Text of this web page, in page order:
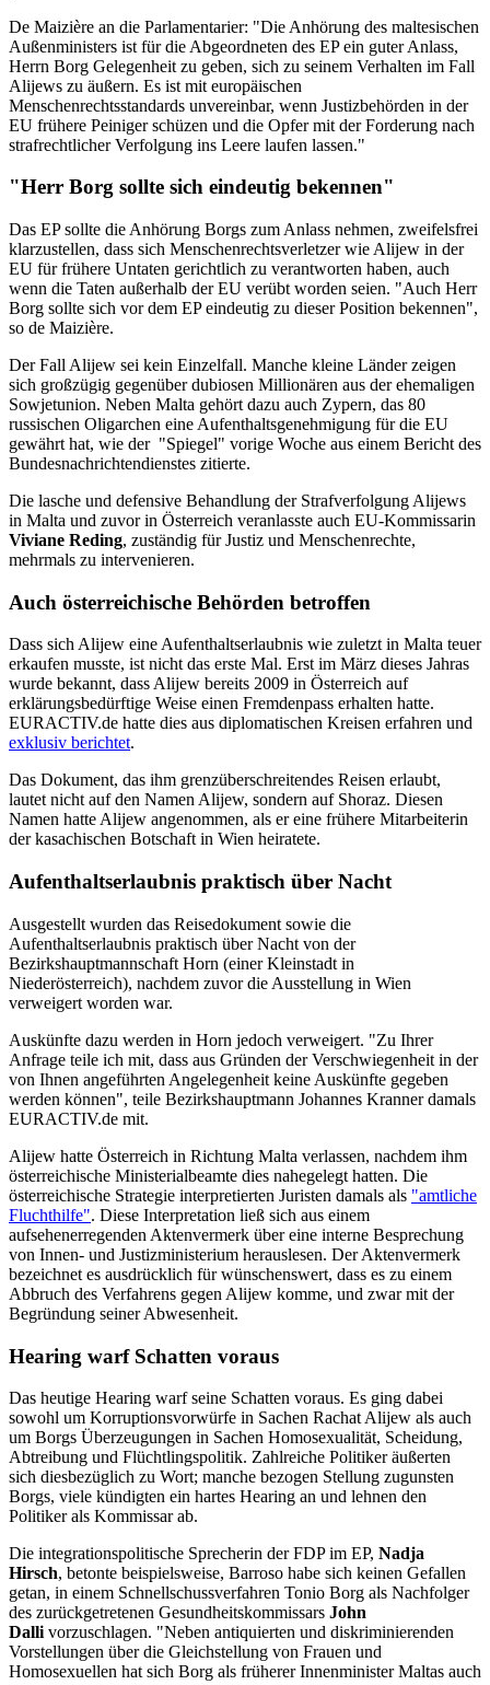
De Maizière an die Parlamentarier: "Die Anhörung des maltesischen
Außenministers ist für die Abgeordneten des EP ein guter Anlass,
Herrn Borg Gelegenheit zu geben, sich zu seinem Verhalten im Fall
Alijews zu äußern. Es ist mit europäischen
Menschenrechtsstandards unvereinbar, wenn Justizbehörden in der
EU frühere Peiniger schüzen und die Opfer mit der Forderung nach
strafrechtlicher Verfolgung ins Leere laufen lassen."
"Herr Borg sollte sich eindeutig bekennen"
Das EP sollte die Anhörung Borgs zum Anlass nehmen, zweifelsfrei
klarzustellen, dass sich Menschenrechtsverletzer wie Alijew in der
EU für frühere Untaten gerichtlich zu verantworten haben, auch
wenn die Taten außerhalb der EU verübt worden seien. "Auch Herr
Borg sollte sich vor dem EP eindeutig zu dieser Position bekennen",
so de Maizière.
Der Fall Alijew sei kein Einzelfall. Manche kleine Länder zeigen
sich großzügig gegenüber dubiosen Millionären aus der ehemaligen
Sowjetunion. Neben Malta gehört dazu auch Zypern, das 80
russischen Oligarchen eine Aufenthaltsgenehmigung für die EU
gewährt hat, wie der "Spiegel" vorige Woche aus einem Bericht des
Bundesnachrichtendienstes zitierte.
Die lasche und defensive Behandlung der Strafverfolgung Alijews
in Malta und zuvor in Österreich veranlasste auch EU-Kommissarin
Viviane Reding, zuständig für Justiz und Menschenrechte,
mehrmals zu intervenieren.
Auch österreichische Behörden betroffen
Dass sich Alijew eine Aufenthaltserlaubnis wie zuletzt in Malta teuer
erkaufen musste, ist nicht das erste Mal. Erst im März dieses Jahras
wurde bekannt, dass Alijew bereits 2009 in Österreich auf
erklärungsbedürftige Weise einen Fremdenpass erhalten hatte.
EURACTIV.de hatte dies aus diplomatischen Kreisen erfahren und
exklusiv berichtet.
Das Dokument, das ihm grenzüberschreitendes Reisen erlaubt,
lautet nicht auf den Namen Alijew, sondern auf Shoraz. Diesen
Namen hatte Alijew angenommen, als er eine frühere Mitarbeiterin
der kasachischen Botschaft in Wien heiratete.
Aufenthaltserlaubnis praktisch über Nacht
Ausgestellt wurden das Reisedokument sowie die
Aufenthaltserlaubnis praktisch über Nacht von der
Bezirkshauptmannschaft Horn (einer Kleinstadt in
Niederösterreich), nachdem zuvor die Ausstellung in Wien
verweigert worden war.
Auskünfte dazu werden in Horn jedoch verweigert. "Zu Ihrer
Anfrage teile ich mit, dass aus Gründen der Verschwiegenheit in der
von Ihnen angeführten Angelegenheit keine Auskünfte gegeben
werden können", teile Bezirkshauptmann Johannes Kranner damals
EURACTIV.de mit.
Alijew hatte Österreich in Richtung Malta verlassen, nachdem ihm
österreichische Ministerialbeamte dies nahegelegt hatten. Die
österreichische Strategie interpretierten Juristen damals als "amtliche
Fluchthilfe". Diese Interpretation ließ sich aus einem
aufsehenerregenden Aktenvermerk über eine interne Besprechung
von Innen- und Justizministerium herauslesen. Der Aktenvermerk
bezeichnet es ausdrücklich für wünschenswert, dass es zu einem
Abbruch des Verfahrens gegen Alijew komme, und zwar mit der
Begründung seiner Abwesenheit.
Hearing warf Schatten voraus
Das heutige Hearing warf seine Schatten voraus. Es ging dabei
sowohl um Korruptionsvorwürfe in Sachen Rachat Alijew als auch
um Borgs Überzeugungen in Sachen Homosexualität, Scheidung,
Abtreibung und Flüchtlingspolitik. Zahlreiche Politiker äußerten
sich diesbezüglich zu Wort; manche bezogen Stellung zugunsten
Borgs, viele kündigten ein hartes Hearing an und lehnen den
Politiker als Kommissar ab.
Die integrationspolitische Sprecherin der FDP im EP, Nadja
Hirsch, betonte beispielsweise, Barroso habe sich keinen Gefallen
getan, in einem Schnellschussverfahren Tonio Borg als Nachfolger
des zurückgetretenen Gesundheitskommissars John
Dalli vorzuschlagen. "Neben antiquierten und diskriminierenden
Vorstellungen über die Gleichstellung von Frauen und
Homosexuellen hat sich Borg als früherer Innenminister Maltas auch